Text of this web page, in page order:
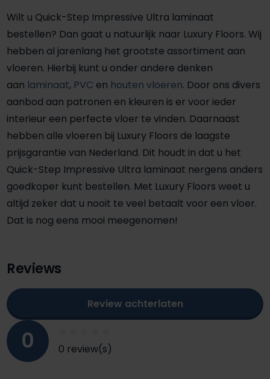
Wilt u Quick-Step Impressive Ultra laminaat
bestellen? Dan gaat u natuurlijk naar Luxury Floors. Wij
hebben al jarenlang het grootste assortiment aan
vloeren. Hierbij kunt u onder andere denken
aan laminaat, PVC en houten vloeren. Door ons divers
aanbod aan patronen en kleuren is er voor ieder
interieur een perfecte vloer te vinden. Daarnaast
hebben alle vloeren bij Luxury Floors de laagste
prijsgarantie van Nederland. Dit houdt in dat u het
Quick-Step Impressive Ultra laminaat nergens anders
goedkoper kunt bestellen. Met Luxury Floors weet u
altijd zeker dat u nooit te veel betaalt voor een vloer.
Dat is nog eens mooi meegenomen!
Reviews
0 0 review(s)
Review achterlaten